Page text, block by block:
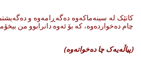
کاتێک له‌ سینه‌ماکه‌وه‌ ده‌گه‌ڕامه‌وه‌ و
چام ده‌خوارده‌وه‌، که بۆ ئه‌وه‌ دانرابوو من
(پیاڵەیەک چا دەخواتەوە)